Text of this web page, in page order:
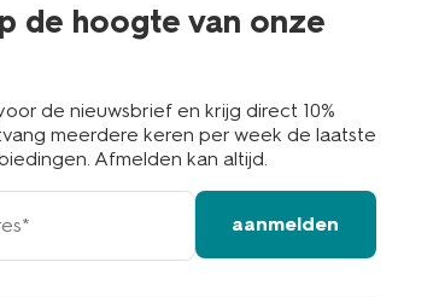
de hoogte van onze
de nieuwsbrief en krijg direct 10%
meerdere keren per week de laatste
Afmelden kan altijd.
aanmelden